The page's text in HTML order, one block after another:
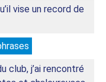
vise un record de
club, j’ai rencontré